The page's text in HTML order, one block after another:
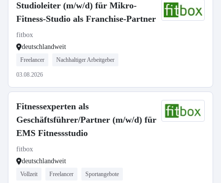
Studioleiter (m/w/d) für Mikro-
Fitness-Studio als Franchise-Partner
fitbox
deutschlandweit
Freelancer Nachhaltiger Arbeitgeber
03.08.2026
Fitnessexperten als
Geschäftsführer/Partner (m/w/d) für
EMS Fitnessstudio
fitbox
deutschlandweit
Vollzeit Freelancer Sportangebote